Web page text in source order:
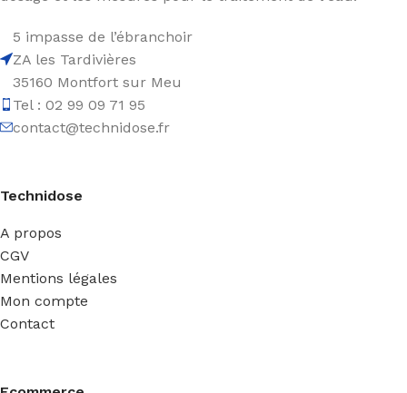
5 impasse de l’ébranchoir
ZA les Tardivières
35160 Montfort sur Meu
Tel : 02 99 09 71 95
contact@technidose.fr
Technidose
A propos
CGV
Mentions légales
Mon compte
Contact